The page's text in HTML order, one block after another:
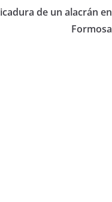
de un alacrán en
Formosa